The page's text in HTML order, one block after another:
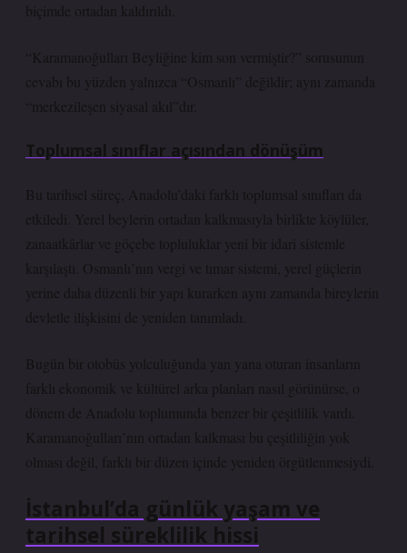
biçimde ortadan kaldırıldı.
“Karamanoğulları Beyliğine kim son vermiştir?” sorusunun
cevabı bu yüzden yalnızca “Osmanlı” değildir; aynı zamanda
“merkezileşen siyasal akıl”dır.
Toplumsal sınıflar açısından dönüşüm
Bu tarihsel süreç, Anadolu’daki farklı toplumsal sınıfları da
etkiledi. Yerel beylerin ortadan kalkmasıyla birlikte köylüler,
zanaatkârlar ve göçebe topluluklar yeni bir idari sistemle
karşılaştı. Osmanlı’nın vergi ve tımar sistemi, yerel güçlerin
yerine daha düzenli bir yapı kurarken aynı zamanda bireylerin
devletle ilişkisini de yeniden tanımladı.
Bugün bir otobüs yolculuğunda yan yana oturan insanların
farklı ekonomik ve kültürel arka planları nasıl görünürse, o
dönem de Anadolu toplumunda benzer bir çeşitlilik vardı.
Karamanoğulları’nın ortadan kalkması bu çeşitliliğin yok
olması değil, farklı bir düzen içinde yeniden örgütlenmesiydi.
İstanbul’da günlük yaşam ve
tarihsel süreklilik hissi